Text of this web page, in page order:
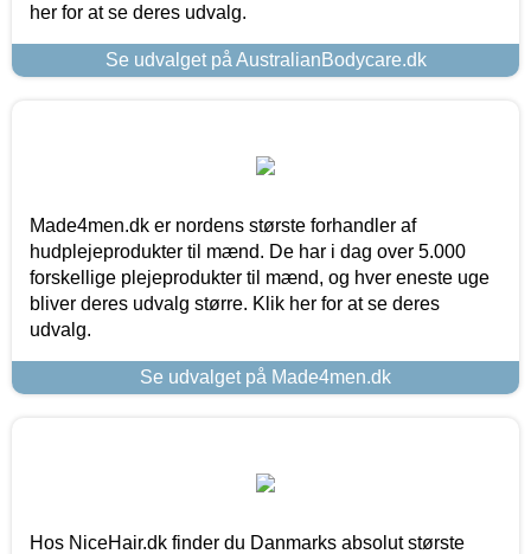
her for at se deres udvalg.
Se udvalget på AustralianBodycare.dk
Made4men.dk er nordens største forhandler af
hudplejeprodukter til mænd. De har i dag over 5.000
forskellige plejeprodukter til mænd, og hver eneste uge
bliver deres udvalg større. Klik her for at se deres
udvalg.
Se udvalget på Made4men.dk
Hos NiceHair.dk finder du Danmarks absolut største